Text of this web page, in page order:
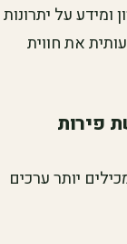
ומידע על יתרונות
את חווית
פירות
יותר ערכים